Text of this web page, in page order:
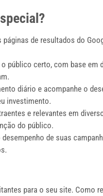
de resultados do
público certo, com base
diário e acompanhe o
investimento.
e relevantes em
do público.
de suas
para o seu site. Como